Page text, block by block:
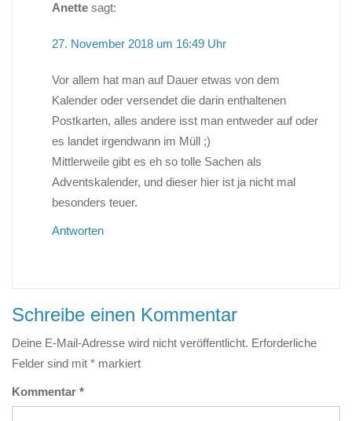
Anette sagt:
27. November 2018 um 16:49 Uhr
Vor allem hat man auf Dauer etwas von dem
Kalender oder versendet die darin enthaltenen
Postkarten, alles andere isst man entweder auf oder
es landet irgendwann im Müll ;)
Mittlerweile gibt es eh so tolle Sachen als
Adventskalender, und dieser hier ist ja nicht mal
besonders teuer.
Antworten
Schreibe einen Kommentar
Deine E-Mail-Adresse wird nicht veröffentlicht. Erforderliche
Felder sind mit * markiert
Kommentar *